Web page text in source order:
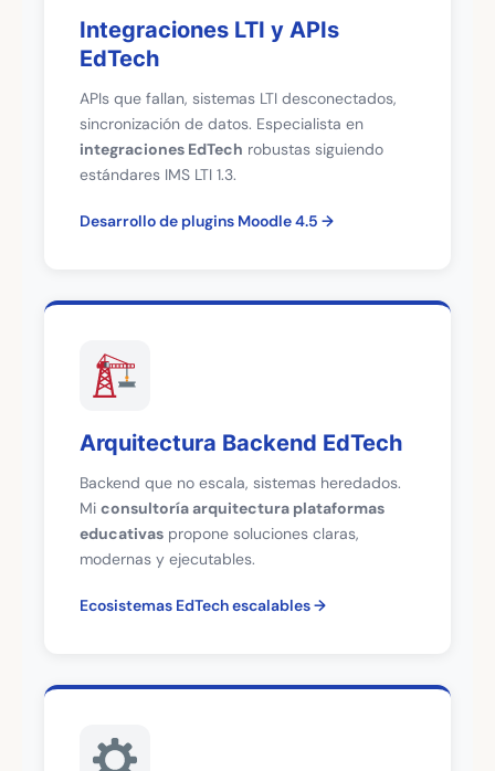
Integraciones LTI y APIs
EdTech
APIs que fallan, sistemas LTI desconectados,
sincronización de datos. Especialista en
integraciones EdTech robustas siguiendo
estándares IMS LTI 1.3.
Desarrollo de plugins Moodle 4.5
Arquitectura Backend EdTech
Backend que no escala, sistemas heredados.
Mi consultoría arquitectura plataformas
educativas propone soluciones claras,
modernas y ejecutables.
Ecosistemas EdTech escalables